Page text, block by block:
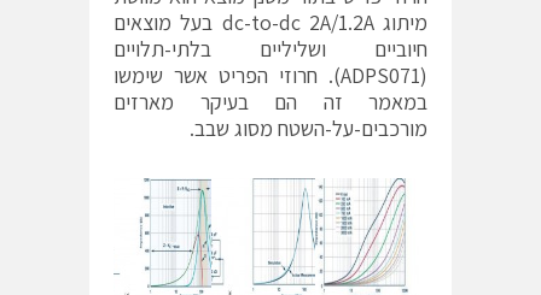
מיתוג dc-to-dc 2A/1.2A בעל מוצאים
חיוביים ושליליים בלתי-תלויים
(ADPS071). חרוזי הפריט אשר שימשו
במאמר זה הם בעיקר מארזים
מורכבים-על-השטח מסוג שבב.